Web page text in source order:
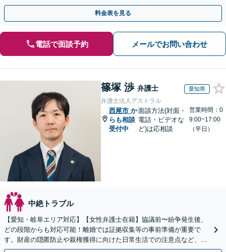
料金表を見る
電話で面談予約 メールでお問い合わせ
篠塚 渉 弁護士 愛知県
弁護士法人アストラル
西尾市 か
らも相談
受付中
面談方法(対面・
電話・ビデオな
ど)は応相談
営業時間：0
9:00~17:00
（平日）
中絶トラブル
【愛知・岐阜エリア対応】【女性弁護士在籍】協議前〜紛争発生後、
どの段階からも対応可能！離婚では証拠収集等の事前準備が重要で
す。財産の隠匿防止や親権獲得に向けた日常生活での注意点など、フ
ェーズに応じたアドバイスを提供します【子連れの相談OK】